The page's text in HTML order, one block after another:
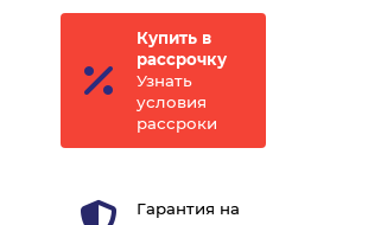
Купить в
рассрочку
Узнать
условия
рассроки
Гарантия на